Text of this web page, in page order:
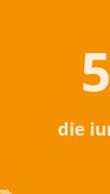
die